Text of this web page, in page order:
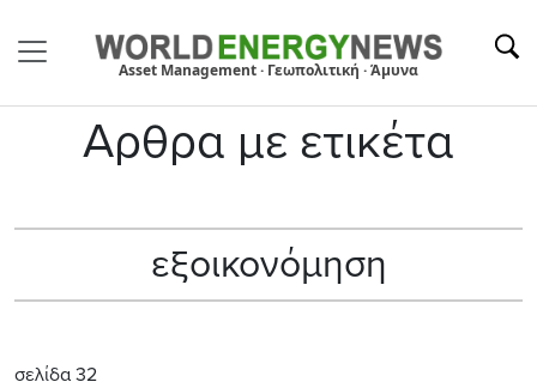
Asset Management · Γεωπολιτική · Άμυνα
Αρθρα με ετικέτα
εξοικονόμηση
σελίδα 32